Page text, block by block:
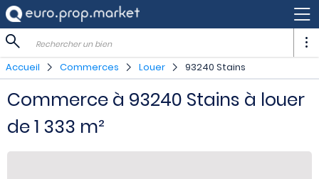
Rechercher un bien
Accueil Commerces Louer 93240 Stains
Commerce à 93240 Stains à louer
de 1 333 m²